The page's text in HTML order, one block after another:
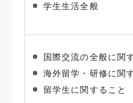
学生生活全般
国際交流の全般に関
海外留学・研修に関
留学生に関すること